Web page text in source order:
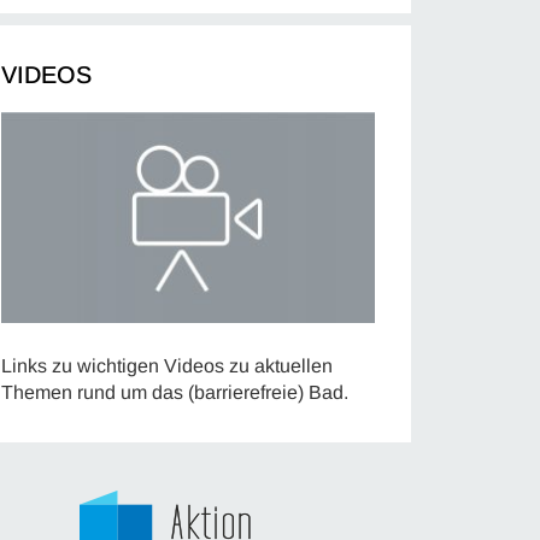
VIDEOS
Links zu wichtigen Videos zu aktuellen
Themen rund um das (barrierefreie) Bad.